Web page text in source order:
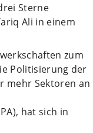
Sterne
Ali in einem
zum
Politisierung der
mehr Sektoren an
hat sich in